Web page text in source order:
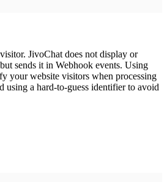
JivoChat does not display or
sends it in Webhook events. Using
your website visitors when processing
using a hard-to-guess identifier to avoid